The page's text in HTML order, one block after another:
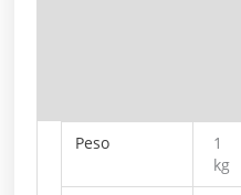
Peso
1
kg